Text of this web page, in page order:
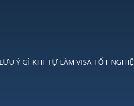
Ý GÌ KHI TỰ LÀM VISA TỐT